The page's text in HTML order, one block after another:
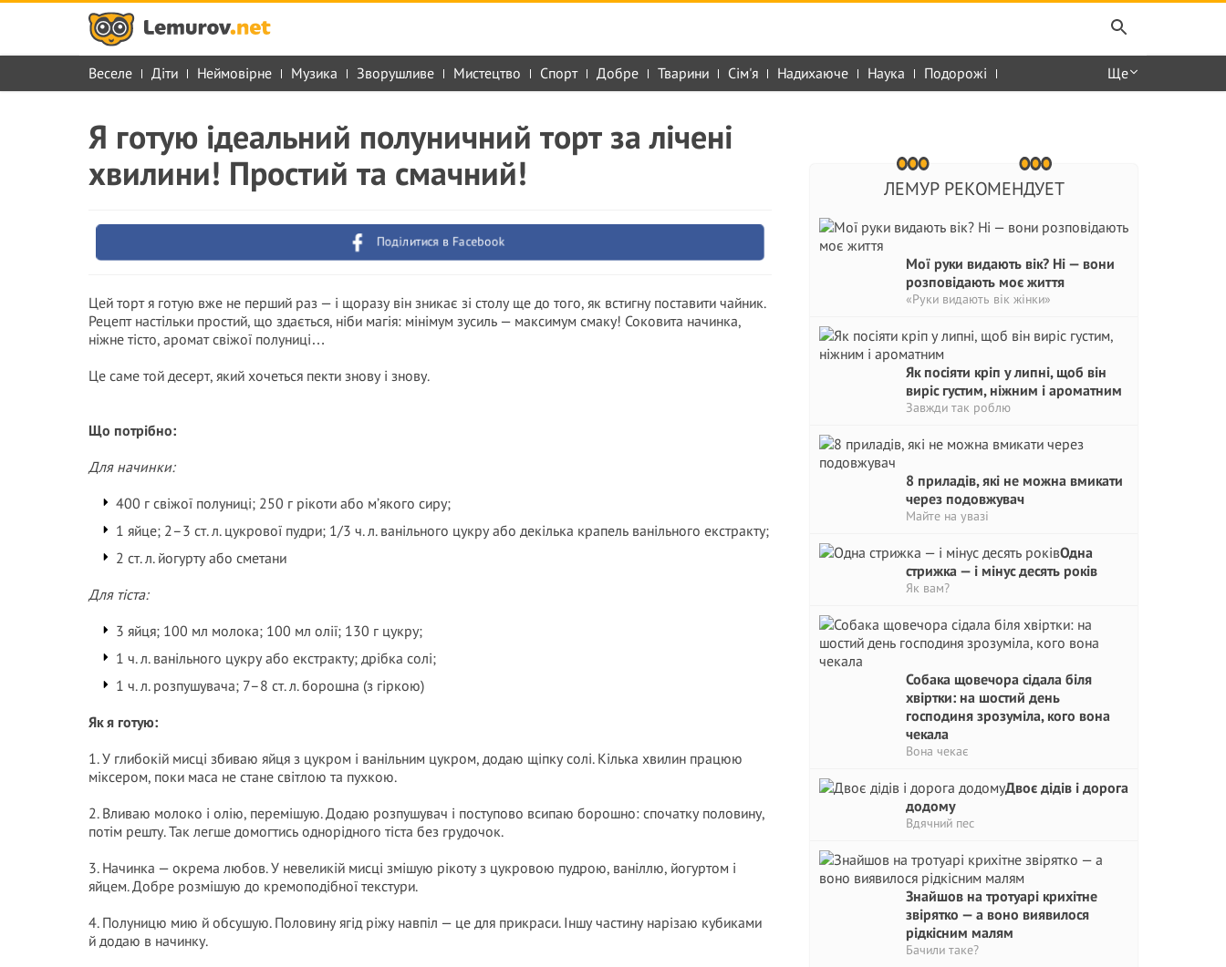
Веселе Діти Неймовірне Музика Зворушливе Мистецтво Спорт Добре Тварини Сім'я Надихаюче Наука Подорожі Ще
ЛЕМУР РЕКОМЕНДУЕТ
Мої руки видають вік? Ні — вони
розповідають моє життя
«Руки видають вік жінки»
Як посіяти кріп у липні, щоб він
виріс густим, ніжним і ароматним
Завжди так роблю
8 приладів, які не можна вмикати
через подовжувач
Майте на увазі
Одна
стрижка — і мінус десять років
Як вам?
Собака щовечора сідала біля
хвіртки: на шостий день
господиня зрозуміла, кого вона
чекала
Вона чекає
Двоє дідів і дорога
додому
Вдячний пес
Знайшов на тротуарі крихітне
звірятко — а воно виявилося
рідкісним малям
Бачили таке?
Я готую ідеальний полуничний торт за лічені
хвилини! Простий та смачний!
Поділитися в Facebook
Цей торт я готую вже не перший раз — і щоразу він зникає зі столу ще до того, як встигну поставити чайник.
Рецепт настільки простий, що здається, ніби магія: мінімум зусиль — максимум смаку! Соковита начинка,
ніжне тісто, аромат свіжої полуниці…
Це саме той десерт, який хочеться пекти знову і знову.
Що потрібно:
Для начинки:
400 г свіжої полуниці; 250 г рікоти або м’якого сиру;
1 яйце; 2–3 ст. л. цукрової пудри; 1/3 ч. л. ванільного цукру або декілька крапель ванільного екстракту;
2 ст. л. йогурту або сметани
Для тіста:
3 яйця; 100 мл молока; 100 мл олії; 130 г цукру;
1 ч. л. ванільного цукру або екстракту; дрібка солі;
1 ч. л. розпушувача; 7–8 ст. л. борошна (з гіркою)
Як я готую:
1. У глибокій мисці збиваю яйця з цукром і ванільним цукром, додаю щіпку солі. Кілька хвилин працюю
міксером, поки маса не стане світлою та пухкою.
2. Вливаю молоко і олію, перемішую. Додаю розпушувач і поступово всипаю борошно: спочатку половину,
потім решту. Так легше домогтись однорідного тіста без грудочок.
3. Начинка — окрема любов. У невеликій мисці змішую рікоту з цукровою пудрою, ваніллю, йогуртом і
яйцем. Добре розмішую до кремоподібної текстури.
4. Полуницю мию й обсушую. Половину ягід ріжу навпіл — це для прикраси. Іншу частину нарізаю кубиками
й додаю в начинку.